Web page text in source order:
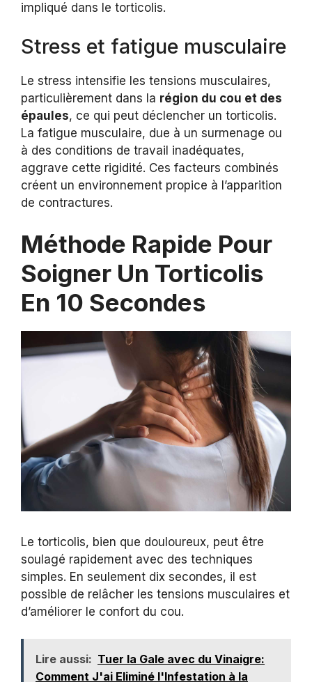
impliqué dans le torticolis.
Stress et fatigue musculaire
Le stress intensifie les tensions musculaires,
particulièrement dans la région du cou et des
épaules, ce qui peut déclencher un torticolis.
La fatigue musculaire, due à un surmenage ou
à des conditions de travail inadéquates,
aggrave cette rigidité. Ces facteurs combinés
créent un environnement propice à l’apparition
de contractures.
Méthode Rapide Pour
Soigner Un Torticolis
En 10 Secondes
Le torticolis, bien que douloureux, peut être
soulagé rapidement avec des techniques
simples. En seulement dix secondes, il est
possible de relâcher les tensions musculaires et
d’améliorer le confort du cou.
Lire aussi: Tuer la Gale avec du Vinaigre:
Comment J'ai Eliminé l'Infestation à la